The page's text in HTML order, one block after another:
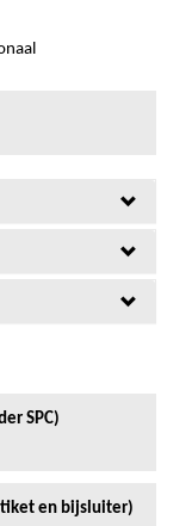
SPC)
en bijsluiter)